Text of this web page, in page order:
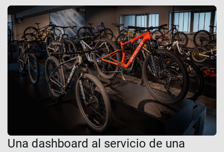
Una dashboard al servicio de una